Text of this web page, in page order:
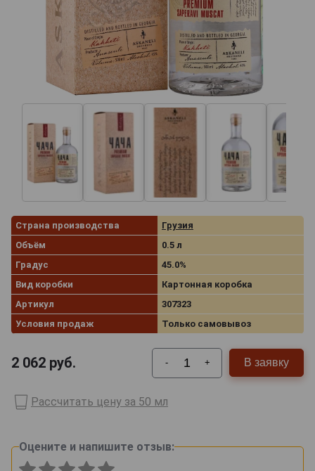
Страна производства
Грузия
Объём
0.5 л
Градус
45.0%
Вид коробки
Картонная коробка
Артикул
307323
Условия продаж
Только самовывоз
2 062 руб. - + В заявку
Рассчитать цену за 50 мл
Оцените и напишите отзыв: